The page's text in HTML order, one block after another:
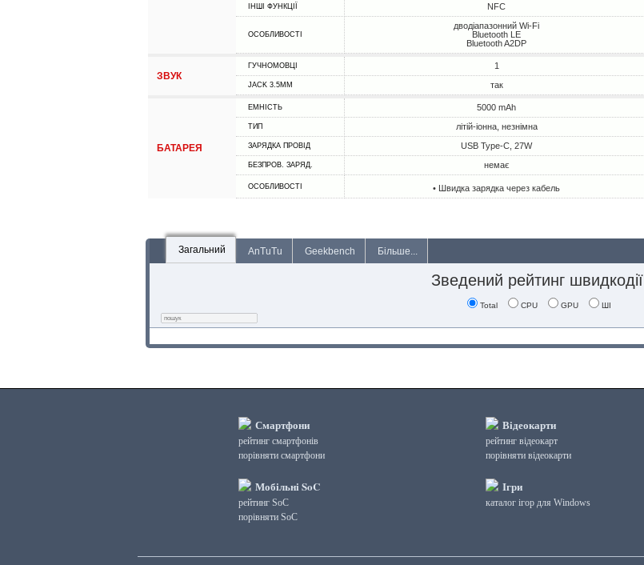
ІНШІ ФУНКЦІЇ NFC
ОСОБЛИВОСТІ
дводіапазонний Wi-Fi
Bluetooth LE
Bluetooth A2DP
ЗВУК
ГУЧНОМОВЦІ 1
JACK 3.5MM так
БАТАРЕЯ
ЕМНІСТЬ 5000 mAh
ТИП літій-іонна, незнімна
ЗАРЯДКА ПРОВІД USB Type-C, 27W
БЕЗПРОВ. ЗАРЯД. немає
ОСОБЛИВОСТІ • Швидка зарядка через кабель
Загальний AnTuTu Geekbench Більше...
Зведений рейтинг швидкодії
Total CPU GPU ШІ
Смартфони
рейтинг смартфонів
порівняти смартфони
Мобільні SoC
рейтинг SoC
порівняти SoC
Відеокарти
рейтинг відеокарт
порівняти відеокарти
Ігри
каталог ігор для Windows